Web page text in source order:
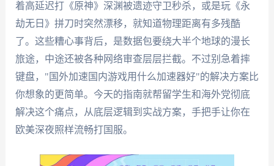
着高延迟打《原神》深渊被遗迹守卫秒杀，或是玩《永
劫无日》拼刀时突然漂移，就知道物理距离有多残酷
了。这些糟心事背后，是数据包要绕大半个地球的漫长
旅途，中途还被各种网络审查层层拦截。不过别急着摔
键盘，"国外加速国内游戏用什么加速器好"的解决方案比
你想象的更简单。今天的指南就帮留学生和海外党彻底
解决这个痛点，从底层逻辑到实战方案，手把手让你在
欧美深夜照样流畅打国服。